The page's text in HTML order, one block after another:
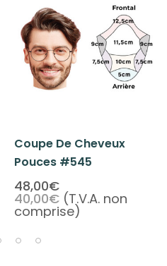
Coupe De Cheveux
Pouces #545
48,00€
40,00€ (T.V.A. non
comprise)